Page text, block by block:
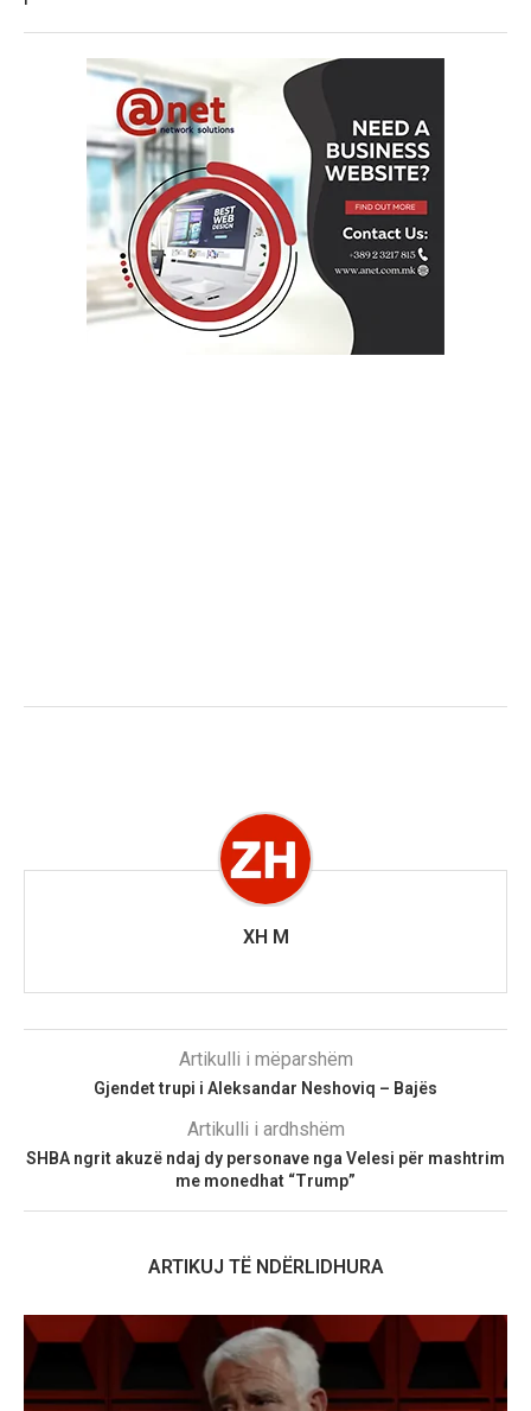
XH M
Artikulli i mëparshëm
Gjendet trupi i Aleksandar Neshoviq – Bajës
Artikulli i ardhshëm
SHBA ngrit akuzë ndaj dy personave nga Velesi për mashtrim
me monedhat “Trump”
ARTIKUJ TË NDËRLIDHURA